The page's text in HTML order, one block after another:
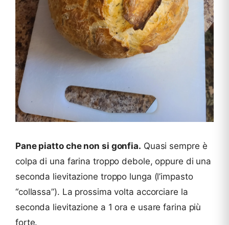
Pane piatto che non si gonfia. Quasi sempre è
colpa di una farina troppo debole, oppure di una
seconda lievitazione troppo lunga (l’impasto
“collassa”). La prossima volta accorciare la
seconda lievitazione a 1 ora e usare farina più
forte.